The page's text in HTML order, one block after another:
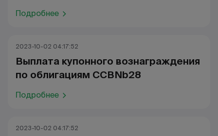
Подробнее
2023-10-02 04:17:52
Выплата купонного вознаграждения
по облигациям CCBNb28
Подробнее
2023-10-02 04:17:52